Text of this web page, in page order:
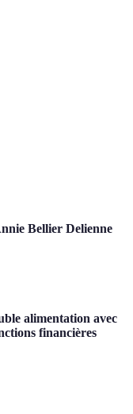
Bellier Delienne
alimentation avec
financières